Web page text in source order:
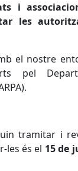
i
les
el nostre
pel
tramitar i
les és el 15 de